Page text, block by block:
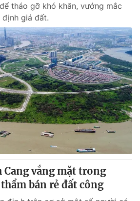
tháo gỡ khó khăn, vướng mắc
giá đất.
Cang vắng mặt trong
bán rẻ đất công